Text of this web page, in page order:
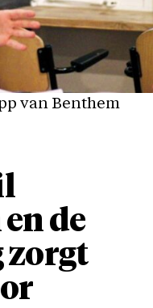
van Benthem
de
zorgt